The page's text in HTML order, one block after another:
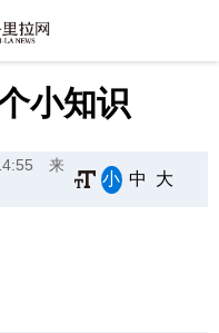
小知识
来
小 中 大